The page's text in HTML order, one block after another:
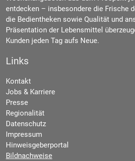
entdecken – insbesondere die Frische
die Bedientheken sowie Qualität und
Präsentation der Lebensmittel
Kunden jeden Tag aufs Neue.
Links
Kontakt
Jobs & Karriere
Presse
Regionalität
Datenschutz
Impressum
Hinweisgeberportal
Bildnachweise